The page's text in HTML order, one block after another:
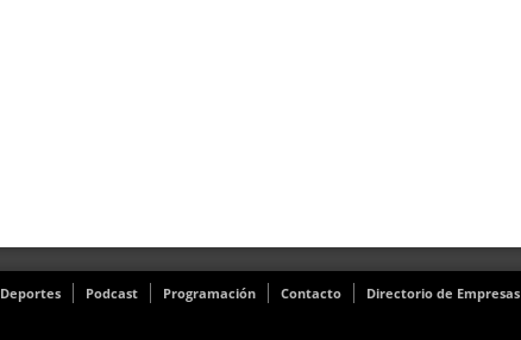
Deportes Podcast Programación Contacto Directorio de Empresas